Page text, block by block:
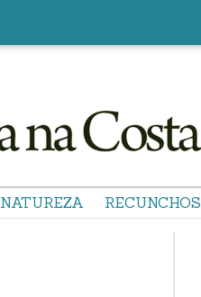
NATUREZA RECUNCHOS